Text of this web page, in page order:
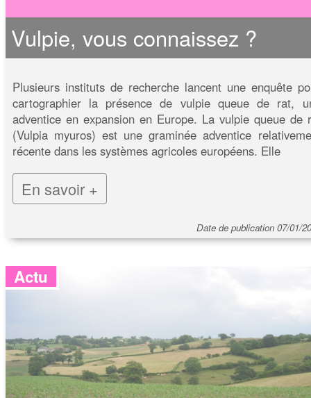
Vulpie, vous connaissez ?
Plusieurs instituts de recherche lancent une enquête
cartographier la présence de vulpie queue de rat,
adventice en expansion en Europe. La vulpie queue de
(Vulpia myuros) est une graminée adventice
récente dans les systèmes agricoles européens. Elle
En savoir +
Date de publication 07/01/
Actu